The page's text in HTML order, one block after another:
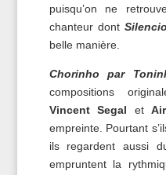
puisqu’on ne
chanteur dontSilencio
belle manière.
Chorinho par
compositions
Vincent Segal et
empreinte. Pourtant
ils regardent aussi
empruntent la